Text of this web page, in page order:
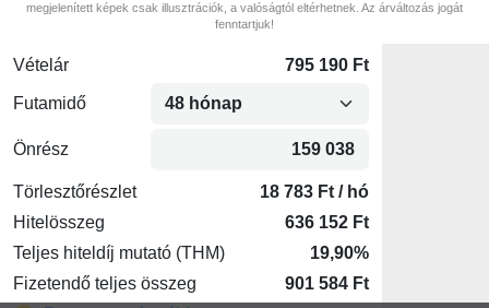
megjelenített képek csak illusztrációk, a valóságtól eltérhetnek. Az árváltozás jogát
fenntartjuk!